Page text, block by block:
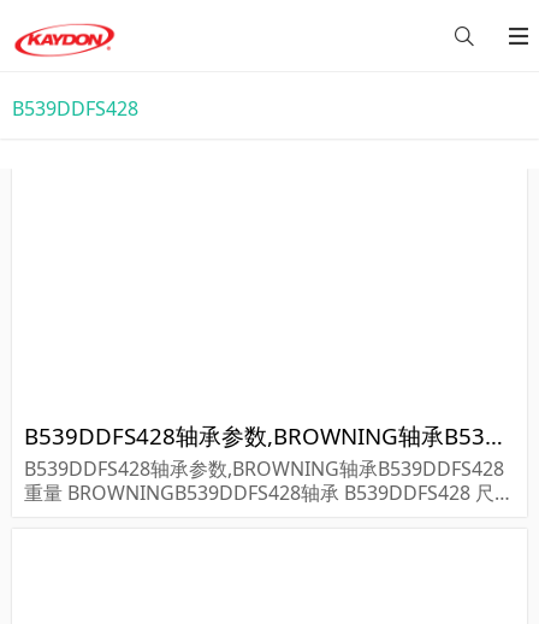
B539DDFS428
B539DDFS428轴承参数,BROWNING轴承B539DDFS428重量
B539DDFS428轴承参数,BROWNING轴承B539DDFS428
重量 BROWNINGB539DDFS428轴承 B539DDFS428 尺寸